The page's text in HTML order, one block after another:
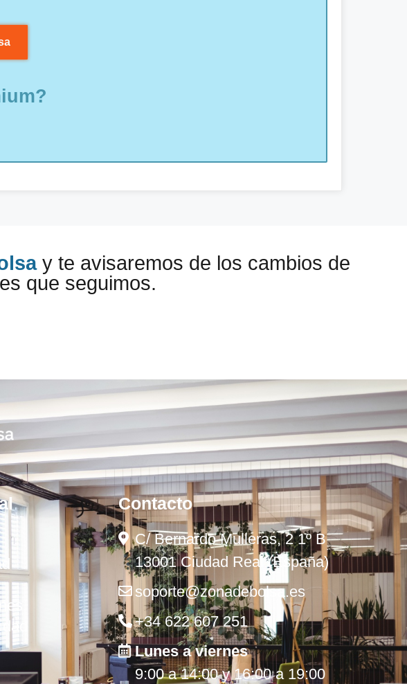
y te avisaremos de los cambios de
que seguimos.
Contacto
C/ Bernardo Mulleras, 2 1º B
13001 Ciudad Real (España)
soporte@zonadebolsa.es
+34 622 607 251
Lunes a viernes
9:00 a 14:00 y 16:00 a 19:00